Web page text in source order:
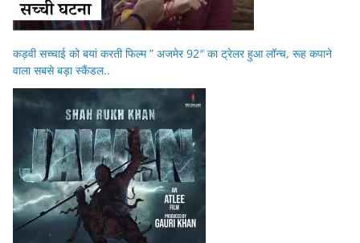
कड़वी सच्चाई को बयां करती फिल्म ” अजमेर 92″ का ट्रेलर हुआ लॉन्च, रूह कपाने
वाला सबसे बड़ा स्कैंडल..